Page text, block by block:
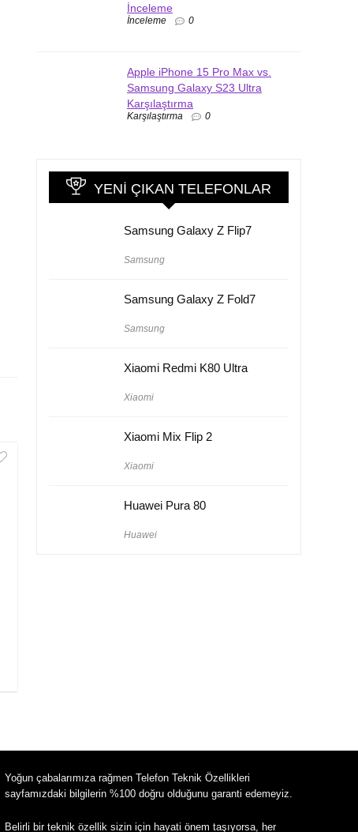
İnceleme
İnceleme 0
Apple iPhone 15 Pro Max vs.
Samsung Galaxy S23 Ultra
Karşılaştırma
Karşılaştırma 0
YENI ÇIKAN TELEFONLAR
Samsung Galaxy Z Flip7
Samsung
Samsung Galaxy Z Fold7
Samsung
Xiaomi Redmi K80 Ultra
Xiaomi
Xiaomi Mix Flip 2
Xiaomi
Huawei Pura 80
Huawei
Yoğun çabalarımıza rağmen Telefon Teknik Özellikleri
sayfamızdaki bilgilerin %100 doğru olduğunu garanti edemeyiz.
Belirli bir teknik özellik sizin için hayati önem taşıyorsa, her